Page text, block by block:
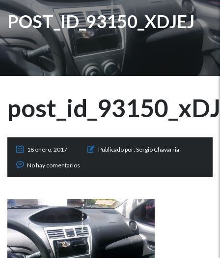
POST_ID_93150_XDJEJ
18 enero, 2017 Publicado por:Sergio Chavarria
No hay comentarios